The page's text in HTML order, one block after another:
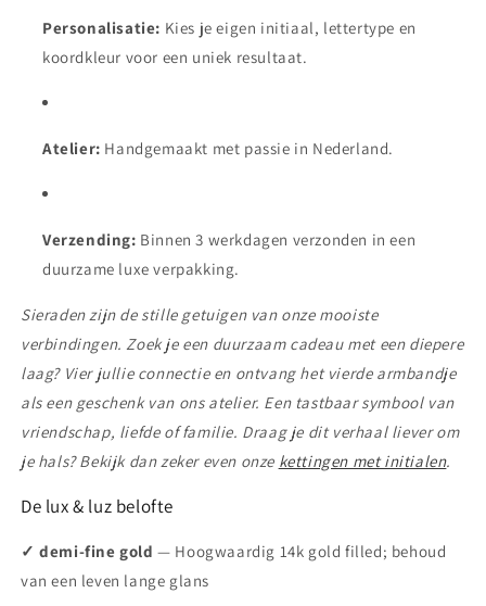
Personalisatie: Kies je eigen initiaal, lettertype en
koordkleur voor een uniek resultaat.
Atelier: Handgemaakt met passie in Nederland.
Verzending: Binnen 3 werkdagen verzonden in een
duurzame luxe verpakking.
Sieraden zijn de stille getuigen van onze mooiste
verbindingen. Zoek je een duurzaam cadeau met een diepere
laag? Vier jullie connectie en ontvang het vierde armbandje
als een geschenk van ons atelier. Een tastbaar symbool van
vriendschap, liefde of familie. Draag je dit verhaal liever om
je hals? Bekijk dan zeker even onze kettingen met initialen.
De lux & luz belofte
✓ demi-fine gold — Hoogwaardig 14k gold filled; behoud
van een leven lange glans